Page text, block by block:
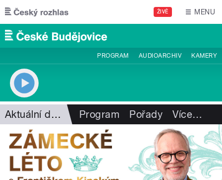
Přejít k hlavnímu obsahu
ŽIVĚ MENU
PROGRAM AUDIOARCHIV KAMERY
Aktuální dění Program Pořady Více…